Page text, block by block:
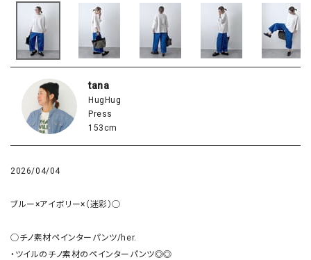
tana
HugHug
Press
153cm
2026/04/04
ブルー×アイボリー×（迷彩）◯
◯チノ素材ペインターパンツ/her.
・ツイルのチノ素材のペインターパンツ◎◎